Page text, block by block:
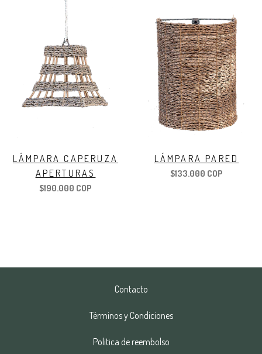
LÁMPARA CAPERUZA
APERTURAS
$190.000 COP
LÁMPARA PARED
$133.000 COP
Contacto
Términos y Condiciones
Politica de reembolso